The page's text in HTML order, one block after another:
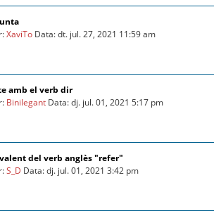
XaviTo Data: dt. jul. 27, 2021 11:59 am
amb el verb dir
Binilegant Data: dj. jul. 01, 2021 5:17 pm
del verb anglès "refer"
S_D Data: dj. jul. 01, 2021 3:42 pm